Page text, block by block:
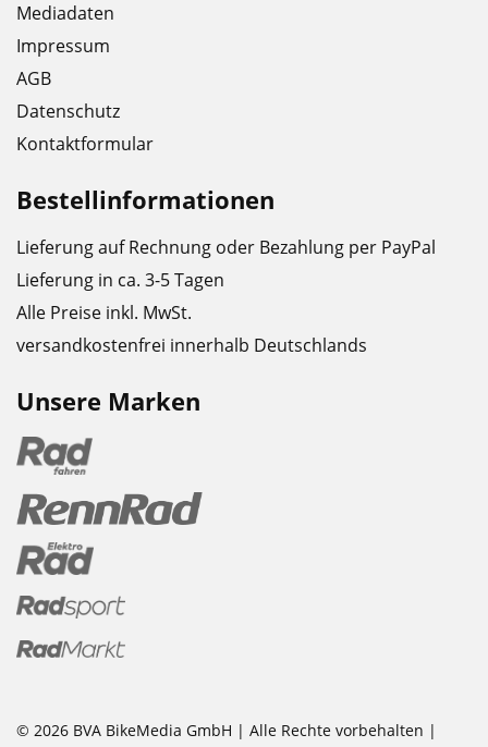
Mediadaten
Impressum
AGB
Datenschutz
Kontaktformular
Bestellinformationen
Lieferung auf Rechnung oder Bezahlung per PayPal
Lieferung in ca. 3-5 Tagen
Alle Preise inkl. MwSt.
versandkostenfrei innerhalb Deutschlands
Unsere Marken
© 2026 BVA BikeMedia GmbH | Alle Rechte vorbehalten |